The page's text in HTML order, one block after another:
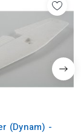
(Dynam) -